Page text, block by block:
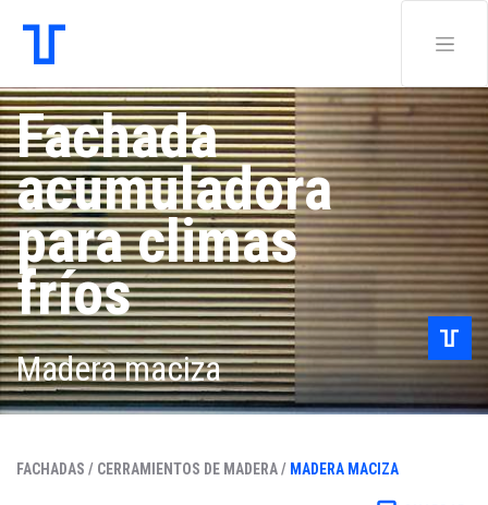
Fachada
acumuladora
para climas
fríos
Madera maciza
FACHADAS / CERRAMIENTOS DE MADERA / MADERA MACIZA